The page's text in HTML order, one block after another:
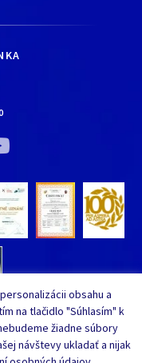
Cerny
obsahu a
na tlačidlo "Súhlasím" k
žiadne súbory
návštevy ukladať a nijak